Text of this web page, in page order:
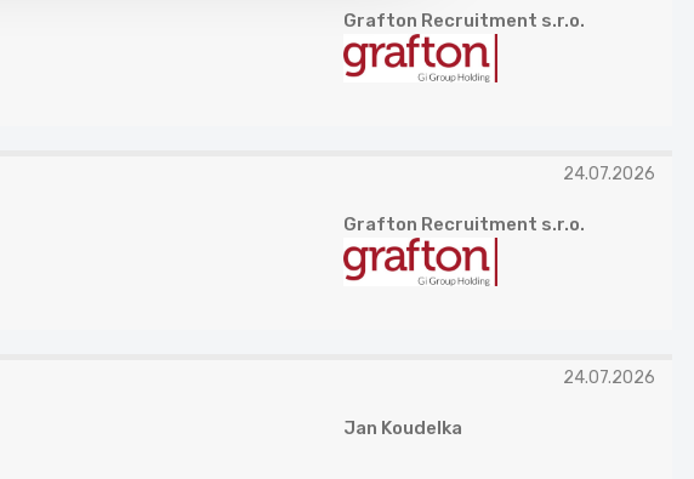
Grafton Recruitment s.r.o.
24.07.2026
Grafton Recruitment s.r.o.
24.07.2026
Jan Koudelka